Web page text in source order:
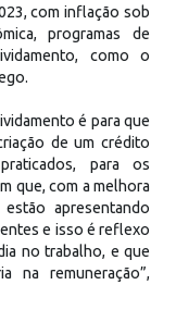
com inflação sob
programas de
como o
é para que
de um crédito
para os
que, com a melhora
apresentando
e isso é reflexo
no trabalho, e que
na remuneração”,